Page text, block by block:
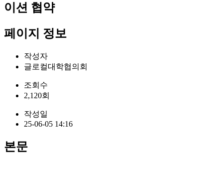
이션 협약
페이지 정보
작성자
글로컬대학협의회
조회수
2,120회
작성일
25-06-05 14:16
본문